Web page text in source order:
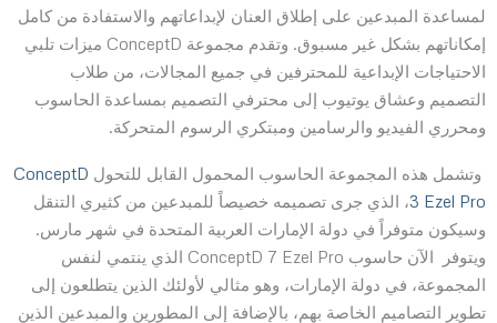
لمساعدة المبدعين على إطلاق العنان لإبداعاتهم والاستفادة من كامل
إمكاناتهم بشكل غير مسبوق. وتقدم مجموعة ConceptD ميزات تلبي
الاحتياجات الإبداعية للمحترفين في جميع المجالات، من طلاب
التصميم وعشاق يوتيوب إلى محترفي التصميم بمساعدة الحاسوب
ومحرري الفيديو والرسامين ومبتكري الرسوم المتحركة.
وتشمل هذه المجموعة الحاسوب المحمول القابل للتحول ConceptD
3 Ezel Pro، الذي جرى تصميمه خصيصاً للمبدعين من كثيري التنقل
وسيكون متوفراً في دولة الإمارات العربية المتحدة في شهر مارس.
ويتوفر الآن حاسوب ConceptD 7 Ezel Pro الذي ينتمي لنفس
المجموعة، في دولة الإمارات، وهو مثالي لأولئك الذين يتطلعون إلى
تطوير التصاميم الخاصة بهم، بالإضافة إلى المطورين والمبدعين الذين